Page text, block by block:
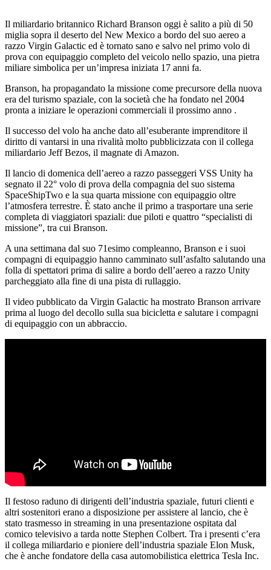
Il miliardario britannico Richard Branson oggi è salito a più di 50
miglia sopra il deserto del New Mexico a bordo del suo aereo a
razzo Virgin Galactic ed è tornato sano e salvo nel primo volo di
prova con equipaggio completo del veicolo nello spazio, una pietra
miliare simbolica per un’impresa iniziata 17 anni fa.
Branson, ha propagandato la missione come precursore della nuova
era del turismo spaziale, con la società che ha fondato nel 2004
pronta a iniziare le operazioni commerciali il prossimo anno .
Il successo del volo ha anche dato all’esuberante imprenditore il
diritto di vantarsi in una rivalità molto pubblicizzata con il collega
miliardario Jeff Bezos, il magnate di Amazon.
Il lancio di domenica dell’aereo a razzo passeggeri VSS Unity ha
segnato il 22° volo di prova della compagnia del suo sistema
SpaceShipTwo e la sua quarta missione con equipaggio oltre
l’atmosfera terrestre. È stato anche il primo a trasportare una serie
completa di viaggiatori spaziali: due piloti e quattro “specialisti di
missione”, tra cui Branson.
A una settimana dal suo 71esimo compleanno, Branson e i suoi
compagni di equipaggio hanno camminato sull’asfalto salutando una
folla di spettatori prima di salire a bordo dell’aereo a razzo Unity
parcheggiato alla fine di una pista di rullaggio.
Il video pubblicato da Virgin Galactic ha mostrato Branson arrivare
prima al luogo del decollo sulla sua bicicletta e salutare i compagni
di equipaggio con un abbraccio.
Il festoso raduno di dirigenti dell’industria spaziale, futuri clienti e
altri sostenitori erano a disposizione per assistere al lancio, che è
stato trasmesso in streaming in una presentazione ospitata dal
comico televisivo a tarda notte Stephen Colbert. Tra i presenti c’era
il collega miliardario e pioniere dell’industria spaziale Elon Musk,
che è anche fondatore della casa automobilistica elettrica Tesla Inc.